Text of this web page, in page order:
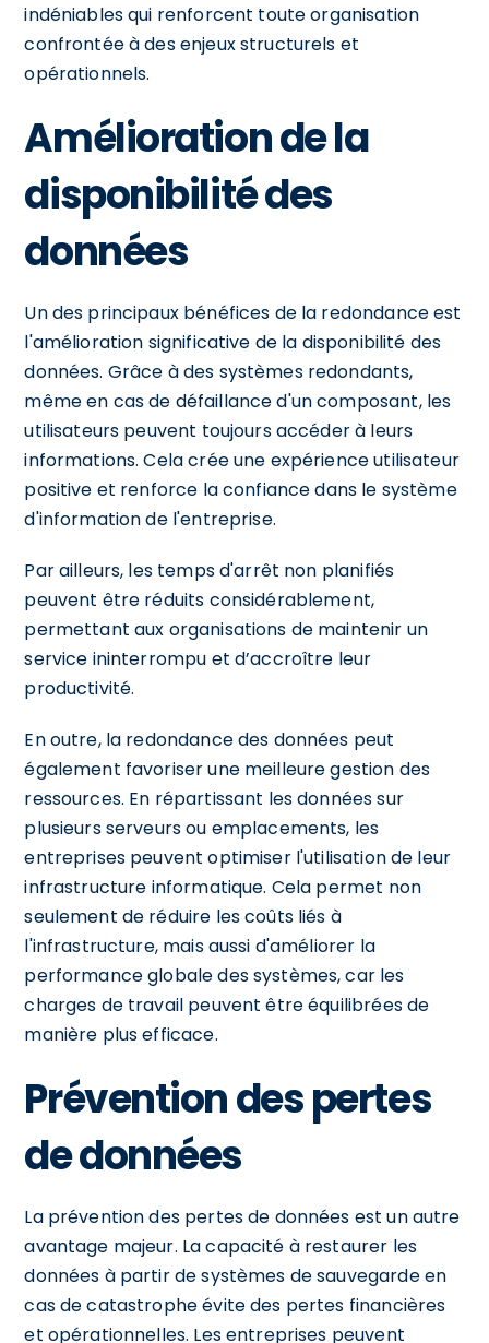
indéniables qui renforcent toute organisation
confrontée à des enjeux structurels et
opérationnels.
Amélioration de la
disponibilité des
données
Un des principaux bénéfices de la redondance est
l'amélioration significative de la disponibilité des
données. Grâce à des systèmes redondants,
même en cas de défaillance d'un composant, les
utilisateurs peuvent toujours accéder à leurs
informations. Cela crée une expérience utilisateur
positive et renforce la confiance dans le système
d'information de l'entreprise.
Par ailleurs, les temps d'arrêt non planifiés
peuvent être réduits considérablement,
permettant aux organisations de maintenir un
service ininterrompu et d’accroître leur
productivité.
En outre, la redondance des données peut
également favoriser une meilleure gestion des
ressources. En répartissant les données sur
plusieurs serveurs ou emplacements, les
entreprises peuvent optimiser l'utilisation de leur
infrastructure informatique. Cela permet non
seulement de réduire les coûts liés à
l'infrastructure, mais aussi d'améliorer la
performance globale des systèmes, car les
charges de travail peuvent être équilibrées de
manière plus efficace.
Prévention des pertes
de données
La prévention des pertes de données est un autre
avantage majeur. La capacité à restaurer les
données à partir de systèmes de sauvegarde en
cas de catastrophe évite des pertes financières
et opérationnelles. Les entreprises peuvent